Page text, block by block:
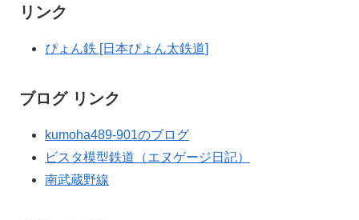
リンク
ぴょん鉄 [日本ぴょん太鉄道]
ブログ リンク
kumoha489-901のブログ
ビスタ模型鉄道（エヌゲージ日記）
南武蔵野線